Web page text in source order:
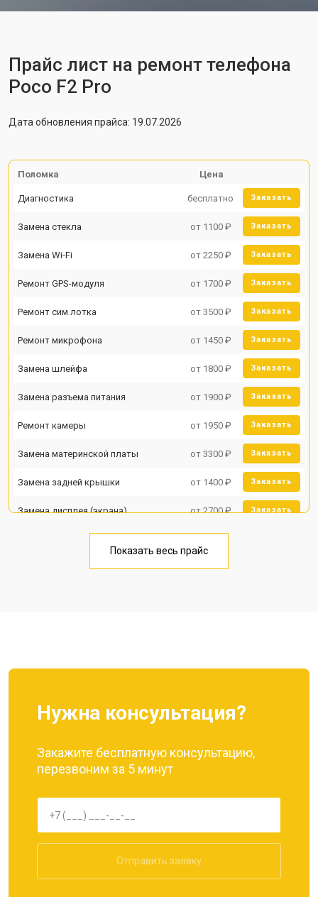
Прайс лист на ремонт телефона
Poco F2 Pro
Дата обновления прайса: 19.07.2026
Поломка Цена
Диагностика бесплатно Заказать
Замена стекла от 1100 ₽ Заказать
Замена Wi-Fi от 2250 ₽ Заказать
Ремонт GPS-модуля от 1700 ₽ Заказать
Ремонт сим лотка от 3500 ₽ Заказать
Ремонт микрофона от 1450 ₽ Заказать
Замена шлейфа от 1800 ₽ Заказать
Замена разъема питания от 1900 ₽ Заказать
Ремонт камеры от 1950 ₽ Заказать
Замена материнской платы от 3300 ₽ Заказать
Замена задней крышки от 1400 ₽ Заказать
Замена дисплея (экрана) от 2700 ₽ Заказать
Замена кнопки включения от 1750 ₽
Показать весь прайс
Нужна консультация?
Закажите бесплатную консультацию,
перезвоним за 5 минут
Отправить заявку